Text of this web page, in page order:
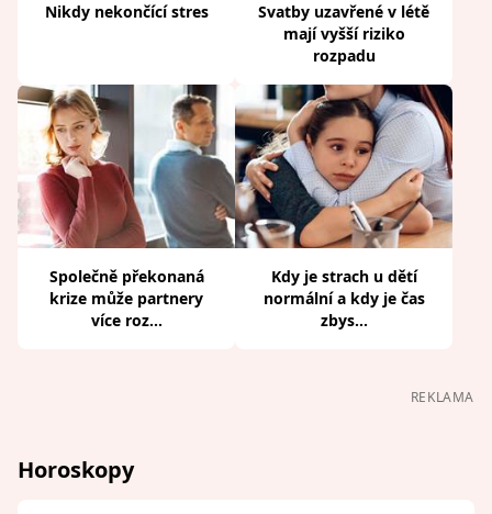
Nikdy nekončící stres
Svatby uzavřené v létě
mají vyšší riziko
rozpadu
Společně překonaná
krize může partnery
více roz...
Kdy je strach u dětí
normální a kdy je čas
zbys...
REKLAMA
Horoskopy